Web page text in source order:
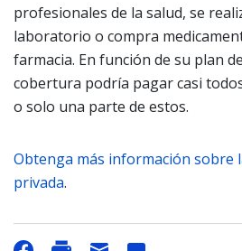
profesionales de la salud, se
laboratorio o compra
farmacia. En función de su plan
cobertura podría pagar casi
o solo una parte de estos.
Obtenga más información sobre
privada.